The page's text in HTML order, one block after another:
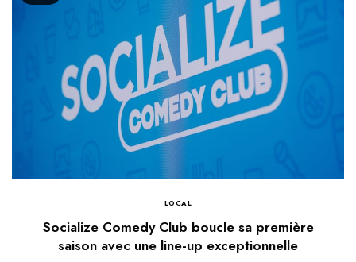
LOCAL
Socialize Comedy Club boucle sa première
saison avec une line-up exceptionnelle